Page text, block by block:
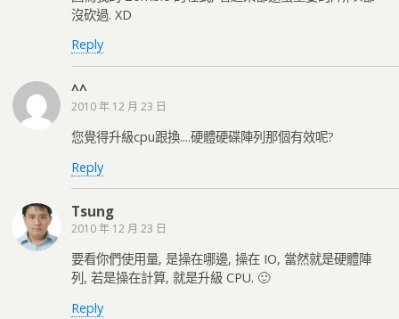
沒砍過. XD
Reply
^^
2010 年 12 月 23 日
您覺得升級cpu跟換....硬體硬碟陣列那個有效呢?
Reply
Tsung
2010 年 12 月 23 日
要看你們使用量, 是操在哪邊, 操在 IO, 當然就是硬體陣
列, 若是操在計算, 就是升級 CPU. 🙂
Reply